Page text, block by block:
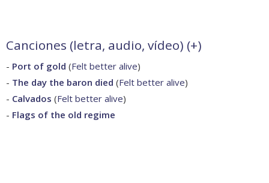
Canciones (letra, audio, vídeo) (+)
- Port of gold (Felt better alive)
- The day the baron died (Felt better alive)
- Calvados (Felt better alive)
- Flags of the old regime